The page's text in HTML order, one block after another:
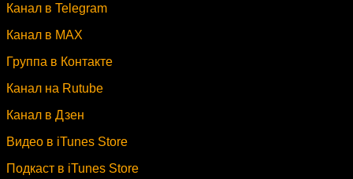
Канал в Telegram
Канал в MAX
Группа в Контакте
Канал на Rutube
Канал в Дзен
Видео в iTunes Store
Подкаст в iTunes Store